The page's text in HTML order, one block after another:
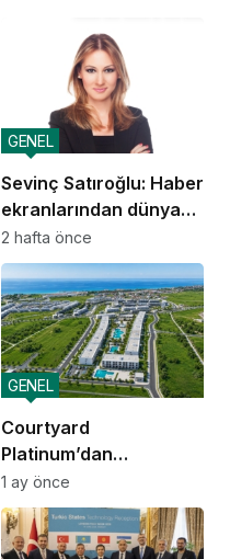
Sevinç Satıroğlu: Haber
ekranlarından dünya
sahnelerine taşınan
güven
GENEL
2 hafta önce
Courtyard
Platinum’dan
yatırımcılara 10 yıllık
amortisman güvencesi
GENEL
1 ay önce